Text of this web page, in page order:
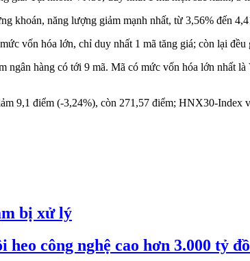
khoán, năng lượng giảm mạnh nhất, từ 3,56% đến
vốn hóa lớn, chỉ duy nhất 1 mã tăng giá; còn lại
hàng có tới 9 mã. Mã có mức vốn hóa lớn nhất
9,1 điểm (-3,24%), còn 271,57 điểm; HNX30-Index
bị xử lý
công nghệ cao hơn 3.000 tỷ